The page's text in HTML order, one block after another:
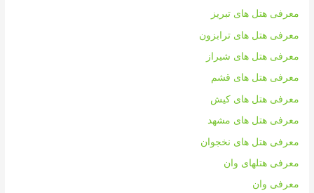
معرفی هتل های تبریز
معرفی هتل های ترابزون
معرفی هتل های شیراز
معرفی هتل های قشم
معرفی هتل های کیش
معرفی هتل های مشهد
معرفی هتل های نخجوان
معرفی هتلهای وان
معرفی وان